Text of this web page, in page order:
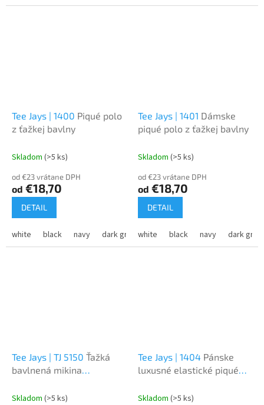
Tee Jays | 1400 Piqué polo
z ťažkej bavlny
Skladom (>5 ks)
od €23 vrátane DPH
od €18,70
DETAIL
white black navy dark grey
Tee Jays | 1401 Dámske
piqué polo z ťažkej bavlny
Skladom (>5 ks)
od €23 vrátane DPH
od €18,70
DETAIL
white black navy dark grey
Tee Jays | TJ 5150 Ťažká
bavlnená mikina
Skladom (>5 ks)
Tee Jays | 1404 Pánske
luxusné elastické piqué
Skladom (>5 ks)